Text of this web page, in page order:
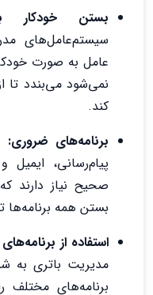
بستن خودکار
عامل به صورت
نمی‌شود می‌بندد تا
کند.
برنامه‌های ضروری:
پیام‌رسانی،
صحیح نیاز دارند
بستن همه
استفاده از
مدیریت باتری به
برنامه‌های مختلف